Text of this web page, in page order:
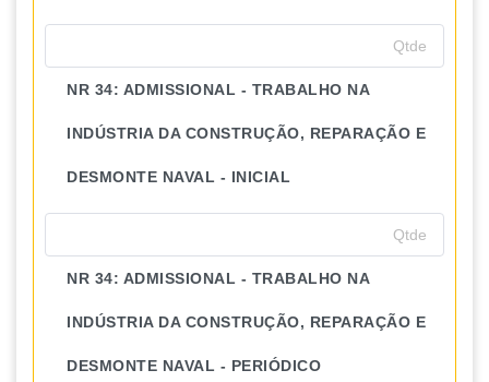
NR 34: ADMISSIONAL - TRABALHO NA
INDÚSTRIA DA CONSTRUÇÃO, REPARAÇÃO E
DESMONTE NAVAL - INICIAL
NR 34: ADMISSIONAL - TRABALHO NA
INDÚSTRIA DA CONSTRUÇÃO, REPARAÇÃO E
DESMONTE NAVAL - PERIÓDICO